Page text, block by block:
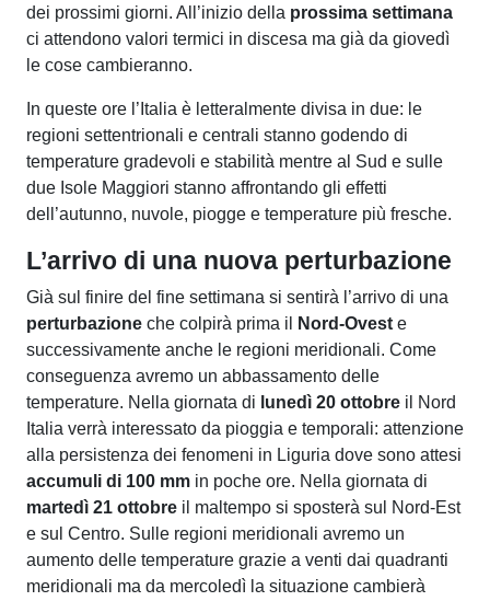
dei prossimi giorni. All’inizio della prossima settimana
ci attendono valori termici in discesa ma già da giovedì
le cose cambieranno.
In queste ore l’Italia è letteralmente divisa in due: le
regioni settentrionali e centrali stanno godendo di
temperature gradevoli e stabilità mentre al Sud e sulle
due Isole Maggiori stanno affrontando gli effetti
dell’autunno, nuvole, piogge e temperature più fresche.
L’arrivo di una nuova perturbazione
Già sul finire del fine settimana si sentirà l’arrivo di una
perturbazione che colpirà prima il Nord-Ovest e
successivamente anche le regioni meridionali. Come
conseguenza avremo un abbassamento delle
temperature. Nella giornata di lunedì 20 ottobre il Nord
Italia verrà interessato da pioggia e temporali: attenzione
alla persistenza dei fenomeni in Liguria dove sono attesi
accumuli di 100 mm in poche ore. Nella giornata di
martedì 21 ottobre il maltempo si sposterà sul Nord-Est
e sul Centro. Sulle regioni meridionali avremo un
aumento delle temperature grazie a venti dai quadranti
meridionali ma da mercoledì la situazione cambierà